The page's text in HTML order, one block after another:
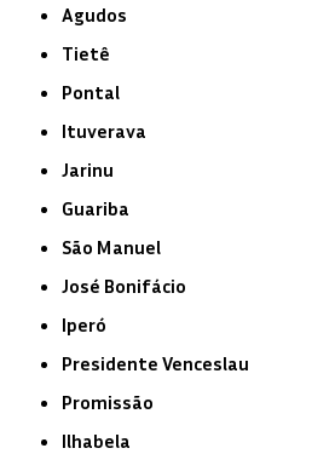
Agudos
Tietê
Pontal
Ituverava
Jarinu
Guariba
São Manuel
José Bonifácio
Iperó
Presidente Venceslau
Promissão
Ilhabela